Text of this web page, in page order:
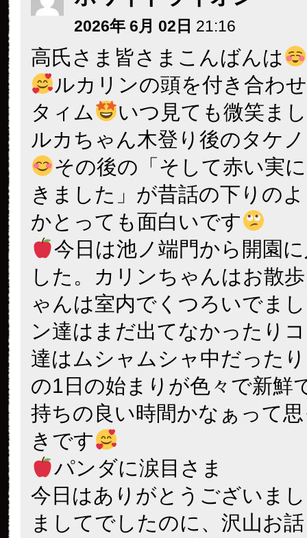
2026年 6月 02日 21:16
高氏さま皆さまこんばんは
ルカリンの頭を付き合わ
タィム
いつ見ても微笑ま
ルカちゃん木登り後のタケ
その後の「そして赤い実
きました」が昔話の下りの
かとっても面白いです
今日は池ノ端門から開園
した。カリンちゃんはお散
ゃんは室内でくつろいでま
ン達はまだ出てなかったり
達はムシャムシャ中だった
の1日の始まりが色々で新鮮
持ちの良い時間かなぁって
きです
パンダに涙目さま
今日はありがとうございま
ましてでしたのに、沢山お